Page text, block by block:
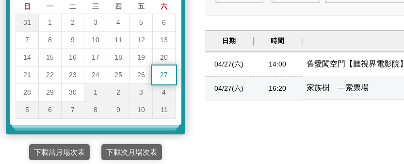
日 一 二 三 四 五 六
31 1 2 3 4 5 6
7 8 9 10 11 12 13
14 15 16 17 18 19 20
21 22 23 24 25 26 27
28 29 30 1 2 3 4
5 6 7 8 9 10 11
下載當月場次表 下載次月場次表
日期 時間
04/27(六) 14:00 舊愛闖空門【聽視界電影院】
04/27(六) 16:20 家族樹 —索票場